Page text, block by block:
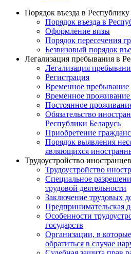
Порядок въезда в Республику
Порядок въезда в
Оформление визы
Порядок пересечения
Безвизовый порядок
Легализация пребывания в
Легализация
Регистрация
Временное пребывание
Временное проживание
Постоянное
Обязательство
Республики Беларусь
Приобретение
Порядок выявления
являющихся
Трудоустройство иностранцев
Трудоустройство
Специальное
трудовой деятельности
Заключение трудовых
Предпринимательская
Особенности
государств
Организации, в
обратиться в случае